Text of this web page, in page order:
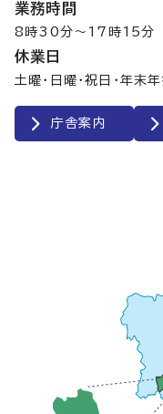
業務時間
8時30分～17時15分
休業日
土曜・日曜・祝日・年
庁舎案内